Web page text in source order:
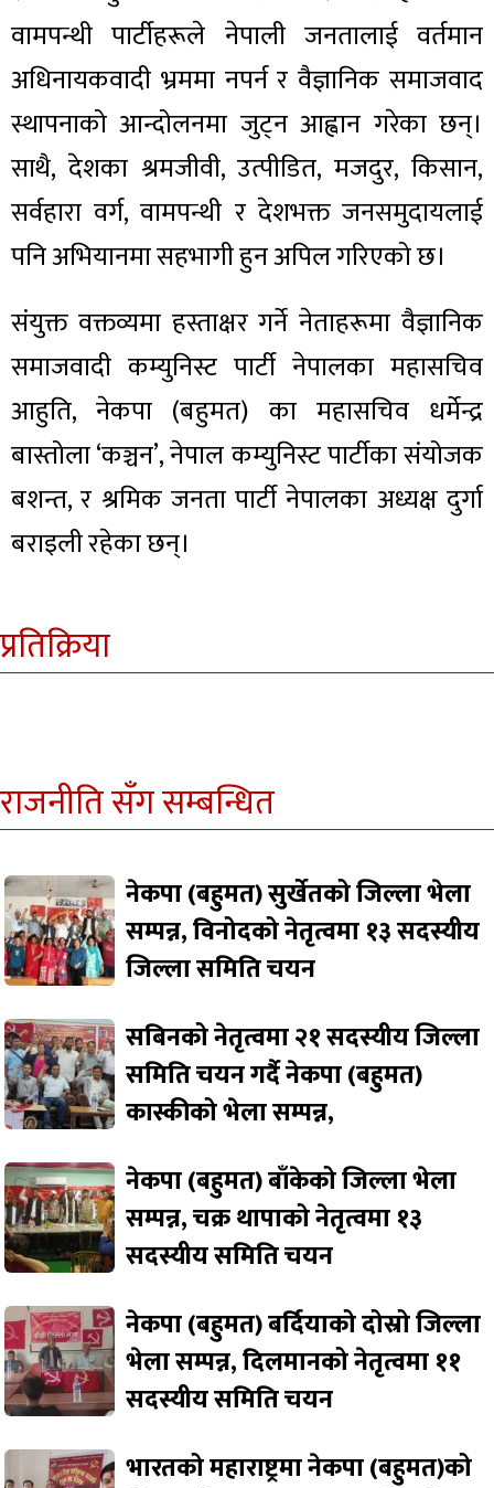
वामपन्थी पार्टीहरूले नेपाली जनतालाई वर्तमान
अधिनायकवादी भ्रममा नपर्न र वैज्ञानिक समाजवाद
स्थापनाको आन्दोलनमा जुट्न आह्वान गरेका छन्।
साथै, देशका श्रमजीवी, उत्पीडित, मजदुर, किसान,
सर्वहारा वर्ग, वामपन्थी र देशभक्त जनसमुदायलाई
पनि अभियानमा सहभागी हुन अपिल गरिएको छ।
संयुक्त वक्तव्यमा हस्ताक्षर गर्ने नेताहरूमा वैज्ञानिक
समाजवादी कम्युनिस्ट पार्टी नेपालका महासचिव
आहुति, नेकपा (बहुमत) का महासचिव धर्मेन्द्र
बास्तोला ‘कञ्चन’, नेपाल कम्युनिस्ट पार्टीका संयोजक
बशन्त, र श्रमिक जनता पार्टी नेपालका अध्यक्ष दुर्गा
बराइली रहेका छन्।
प्रतिक्रिया
राजनीति सँग सम्बन्धित
नेकपा (बहुमत) सुर्खेतको जिल्ला भेला
सम्पन्न, विनोदको नेतृत्वमा १३ सदस्यीय
जिल्ला समिति चयन
सबिनको नेतृत्वमा २१ सदस्यीय जिल्ला
समिति चयन गर्दै नेकपा (बहुमत)
कास्कीको भेला सम्पन्न,
नेकपा (बहुमत) बाँकेको जिल्ला भेला
सम्पन्न, चक्र थापाको नेतृत्वमा १३
सदस्यीय समिति चयन
नेकपा (बहुमत) बर्दियाको दोस्रो जिल्ला
भेला सम्पन्न, दिलमानको नेतृत्वमा ११
सदस्यीय समिति चयन
भारतको महाराष्ट्रमा नेकपा (बहुमत)को